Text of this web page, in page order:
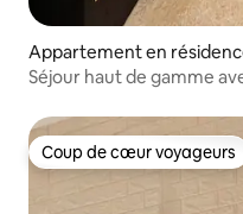
Appartement en
Séjour haut de gamme
Coup de cœur voyageurs
Coup de cœur voyageurs